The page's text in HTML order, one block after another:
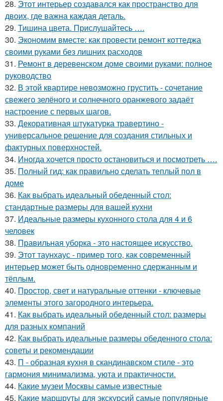
28. Этот интерьер создавался как пространство для
двоих, где важна каждая деталь.
29. Тишина цвета. Прислушайтесь ….
30. Экономим вместе: как провести ремонт коттеджа
своими руками без лишних расходов
31. Ремонт в деревенском доме своими руками: полное
руководство
32. В этой квартире невозможно грустить - сочетание
свежего зелёного и солнечного оранжевого задаёт
настроение с первых шагов.
33. Декоративная штукатурка травертино -
универсальное решение для создания стильных и
фактурных поверхностей.
34. Иногда хочется просто остановиться и посмотреть ….
35. Полный гид: как правильно сделать теплый пол в
доме
36. Как выбрать идеальный обеденный стол:
стандартные размеры для вашей кухни
37. Идеальные размеры кухонного стола для 4 и 6
человек
38. Правильная уборка - это настоящее искусство.
39. Этот таунхаус - пример того, как современный
интерьер может быть одновременно сдержанным и
тёплым.
40. Простор, свет и натуральные оттенки - ключевые
элементы этого загородного интерьера.
41. Как выбрать идеальный обеденный стол: размеры
для разных компаний
42. Как выбрать идеальные размеры обеденного стола:
советы и рекомендации
43. П - образная кухня в скандинавском стиле - это
гармония минимализма, уюта и практичности.
44. Какие музеи Москвы самые известные
45. Какие маршруты для экскурсий самые популярные